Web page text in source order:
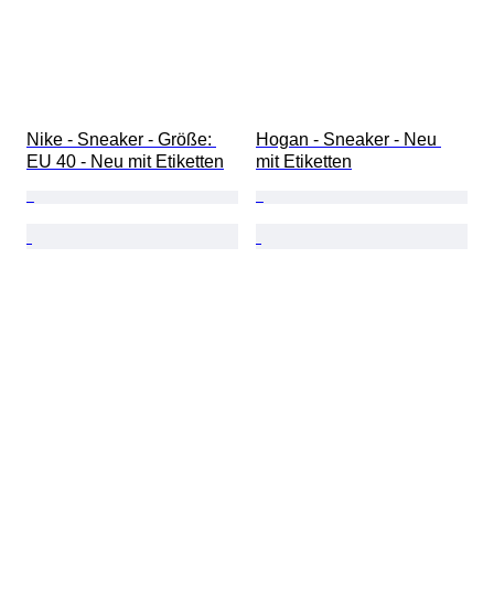
Nike - Sneaker - Größe:
EU 40 - Neu mit Etiketten
Hogan - Sneaker - Neu
mit Etiketten